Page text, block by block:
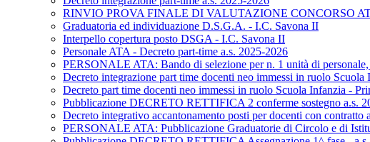
RINVIO PROVA FINALE DI VALUTAZIONE CONCORSO
Graduatoria ed individuazione D.S.G.A. - I.C. Savona II
Interpello copertura posto DSGA - I.C. Savona II
Personale ATA - Decreto part-time a.s. 2025-2026
PERSONALE ATA: Bando di selezione per n. 1 unità di
Decreto integrazione part time docenti neo immessi in ruolo
Decreto part time docenti neo immessi in ruolo Scuola Infanzia -
Pubblicazione DECRETO RETTIFICA 2 conferme sostegno a.s.
Decreto integrativo accantonamento posti per docenti con
PERSONALE ATA: Pubblicazione Graduatorie di Circolo e di